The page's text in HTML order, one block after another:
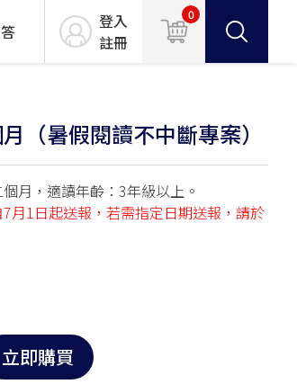
登入
註冊
0
（暑假閱讀不中斷專案）
月，適讀年齡：3年級以上。
月1日起送報，若需指定日期送報，請於
立即購買